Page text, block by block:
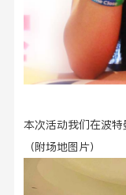
本次活动我们在波
（附场地图片）